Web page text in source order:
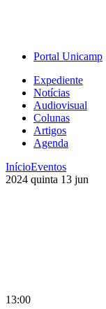
Portal Unicamp
Expediente
Notícias
Audiovisual
Colunas
Artigos
Agenda
InícioEventos
2024 quinta 13 jun
13:00